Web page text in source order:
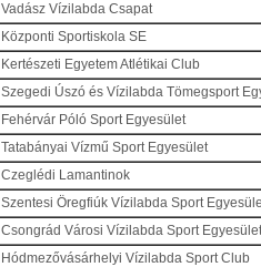
Vadász Vízilabda Csapat
Központi Sportiskola SE
Kertészeti Egyetem Atlétikai Club
Szegedi Úszó és Vízilabda Tömegsport
Fehérvár Póló Sport Egyesület
Tatabányai Vízmű Sport Egyesület
Czeglédi Lamantinok
Szentesi Öregfiúk Vízilabda Sport
Csongrád Városi Vízilabda Sport Egyesület
Hódmezővásárhelyi Vízilabda Sport Club